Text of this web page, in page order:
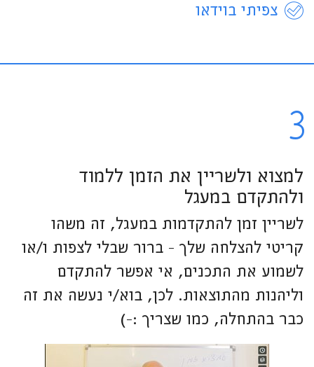
צפיתי בוידאו
3
למצוא ולשריין את הזמן ללמוד
ולהתקדם במעגל
לשריין זמן להתקדמות במעגל, זה משהו
קריטי להצלחה שלך - ברור שבלי לצפות ו/או
לשמוע את התכנים, אי אפשר להתקדם
וליהנות מהתוצאות. לכן, בוא/י נעשה את זה
כבר בהתחלה, כמו שצריך :-)